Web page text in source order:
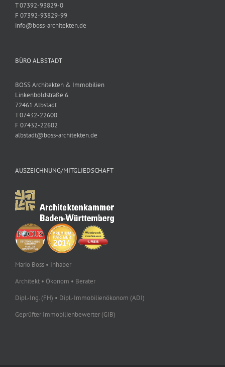
T 07392-93829-0
F 07392-93829-99
info@boss-architekten.de
BÜRO ALBSTADT
BOSS Architekten & Immobilien
Linkenboldstraße 6
72461 Albstadt
T 07432-22600
F 07432-22602
albstadt@boss-architekten.de
AUSZEICHNUNG/MITGLIEDSCHAFT
Mario Boss • Inhaber
Architekt • Ökonom • Berater
Dipl.-Ing. (FH) • Dipl.-Immobilienökonom (ADI)
Geprüfter Immobilienbewerter (GIB)